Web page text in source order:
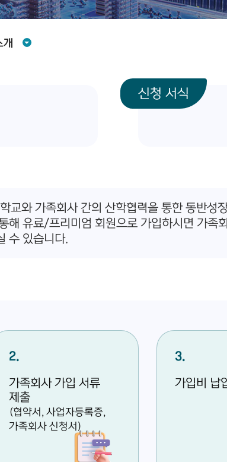
신청 서식
교와 가족회사 간의 산학협력을 통한 동반
해 유료/프리미엄 회원으로 가입하시면 가족
수 있습니다.
2
가족회사 가입 서류
제출
(협약서, 사업자등록증,
가족회사 신청서)
3
가입비 납